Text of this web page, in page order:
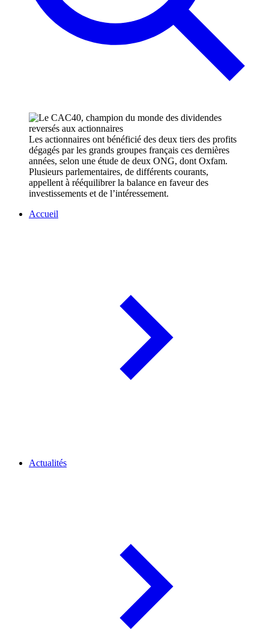
Les actionnaires ont bénéficié des deux tiers des profits
dégagés par les grands groupes français ces dernières
années, selon une étude de deux ONG, dont Oxfam.
Plusieurs parlementaires, de différents courants,
appellent à rééquilibrer la balance en faveur des
investissements et de l’intéressement.
Accueil
Actualités